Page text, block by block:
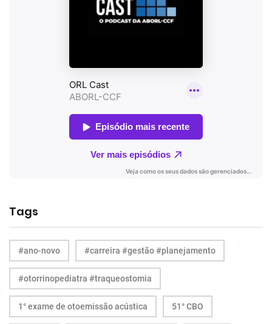
Tags
#ano-novo #carreira #gestão #planejamento
#otorrinopediatra #traqueostomia
1° exame de otoemissão acústica 51° CBO